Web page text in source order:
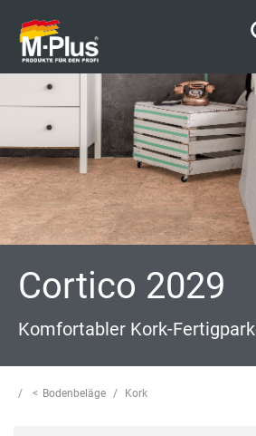
Inhalt
springen
Navigationsmenü
springen
Komfortabler Kork-
Cortico 2029
Bodenbeläge Kork